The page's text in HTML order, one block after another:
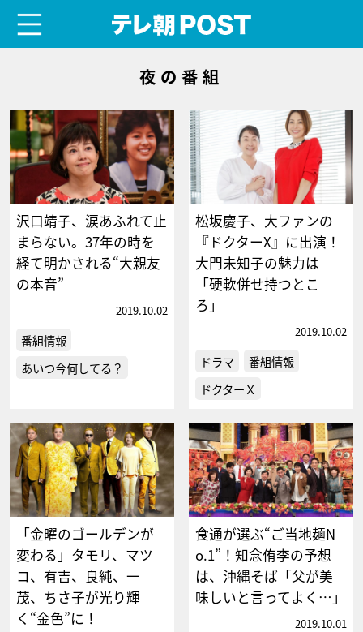
夜の番組
沢口靖子、涙あふれて止
まらない。37年の時を
経て明かされる“大親友
の本音”
2019.10.02
番組情報
あいつ今何してる？
松坂慶子、大ファンの
『ドクターX』に出演！
大門未知子の魅力は
「硬軟併せ持つとこ
ろ」
2019.10.02
ドラマ
番組情報
ドクターＸ
「金曜のゴールデンが
変わる」タモリ、マツ
コ、有吉、良純、一
茂、ちさ子が光り輝
く“金色”に！
食通が選ぶ“ご当地麺N
o.1”！知念侑李の予想
は、沖縄そば「父が美
味しいと言ってよく…」
2019.10.01